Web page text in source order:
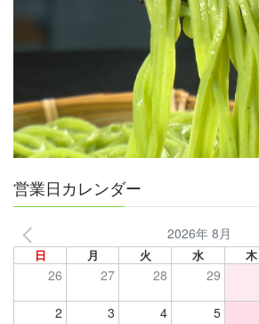
営業日カレンダー
2026年 8月
日 月 火 水 木
26 27 28 29
2 3 4 5